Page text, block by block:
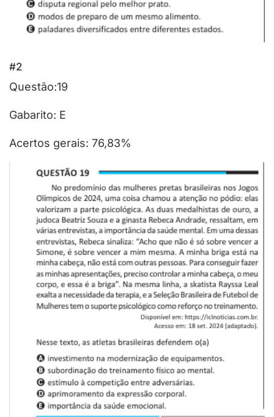
#2
Questão:19
Gabarito: E
Acertos gerais: 76,83%